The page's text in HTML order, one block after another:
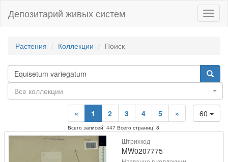
Депозитарий живых систем
Растения Коллекции Поиск
Все коллекции
60
« 1 2 3 4 5 »
Всего записей: 447 Всего страниц: 8
Штрихкод
MW0207775